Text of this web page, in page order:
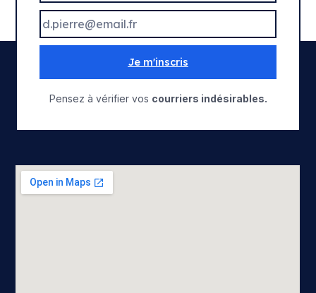
Je m'inscris
Pensez à vérifier vos courriers indésirables.